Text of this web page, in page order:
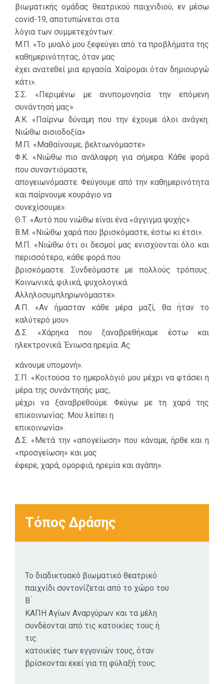
βιωματικής ομάδας θεατρικού παιχνιδιού, εν μέσω
covid-19, αποτυπώνεται στα
λόγια των συμμετεχόντων:
Μ.Π. «Το μυαλό μου ξεφεύγει από τα προβλήματα της
καθημερινότητας, όταν μας
έχει ανατεθεί μια εργασία. Χαίρομαι όταν δημιουργώ
κάτι».
Σ.Σ. «Περιμένω με ανυπομονησία την επόμενη
συνάντησή μας»
Α.Κ. «Παίρνω δύναμη που την έχουμε όλοι ανάγκη.
Νιώθω αισιοδοξία»
Μ.Π. «Μαθαίνουμε, βελτιωνόμαστε»
Φ.Κ. «Νιώθω πιο ανάλαφρη για σήμερα. Κάθε φορά
που συναντιόμαστε,
απογειωνόμαστε. Φεύγουμε από την καθημερινότητα
και παίρνουμε κουράγιο να
συνεχίσουμε».
Θ.Τ. «Αυτό που νιώθω είναι ένα «άγγιγμα ψυχής».
Β.Μ. «Νιώθω χαρά που βρισκόμαστε, έστω κι έτσι».
Μ.Π. «Νιώθω ότι οι δεσμοί μας ενισχύονται όλο και
περισσότερο, κάθε φορά που
βρισκόμαστε. Συνδεόμαστε με πολλούς τρόπους.
Κοινωνικά, φιλικά, ψυχολογικά.
Αλληλοσυμπληρωνόμαστε».
Α.Π. «Αν ήμασταν κάθε μέρα μαζί, θα ήταν το
καλύτερό μου».
Δ.Σ. «Χάρηκα που ξαναβρεθήκαμε έστω και
ηλεκτρονικά. Ένιωσα ηρεμία. Ας
κάνουμε υπομονή».
Σ.Π. «Κοιτούσα το ημερολόγιό μου μέχρι να φτάσει η
μέρα της συνάντησής μας,
μέχρι να ξαναβρεθούμε. Φεύγω με τη χαρά της
επικοινωνίας. Μου λείπει η
επικοινωνία».
Δ.Σ. «Μετά την «απογείωση» που κάναμε, ήρθε και η
«προσγείωση» και μας
έφερε, χαρά, ομορφιά, ηρεμία και αγάπη».
Τόπος Δράσης
Το διαδικτυακό βιωματικό θεατρικό
παιχνίδι συντονίζεται από το χώρο του
Β ́
ΚΑΠΗ Αγίων Αναργύρων και τα μέλη
συνδέονται από τις κατοικίες τους ή
τις
κατοικίες των εγγονιών τους, όταν
βρίσκονται εκεί για τη φύλαξή τους.